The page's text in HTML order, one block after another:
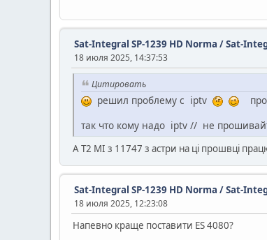
Sat-Integral SP-1239 HD Norma / Sat-
18 июля 2025, 14:37:53
Цитировать
решил проблему с iptv
так что кому надо iptv // не
А Т2 МІ з 11747 з астри на ці прошвці
Sat-Integral SP-1239 HD Norma / Sat-
18 июля 2025, 12:23:08
Напевно краще поставити ES 4080?